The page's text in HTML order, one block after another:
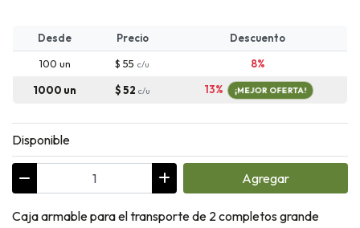
Desde Precio
Descuento
100 un
$ 55 c/u 8%
1000 un $ 52 c/u 13% ¡MEJOR OFERTA!
Disponible
Agregar
Caja armable para el transporte de 2 completos grande